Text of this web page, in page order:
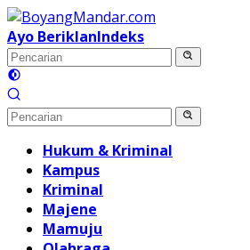
Langsung
ke
konten
Ayo BeriklanIndeks
Hukum & Kriminal
Kampus
Kriminal
Majene
Mamuju